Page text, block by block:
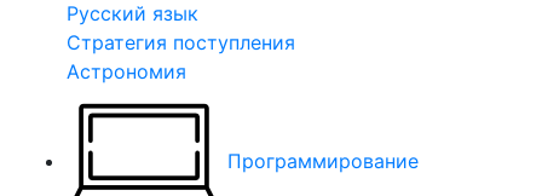
Русский язык
Стратегия поступления
Астрономия
Программирование